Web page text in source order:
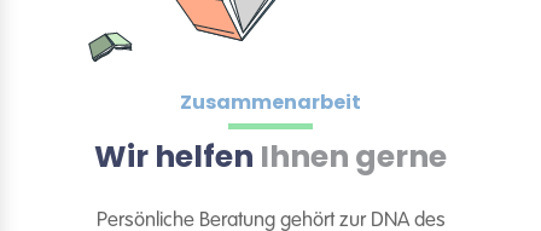
Zusammenarbeit
Wir helfen Ihnen gerne
Persönliche Beratung gehört zur DNA des